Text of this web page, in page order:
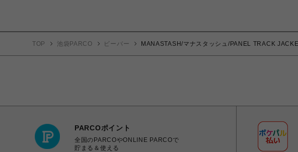
TOP 池袋PARCO ビーバー MANASTASH/マナスタッシュ/PANEL TRACK
PARCOポイント
全国のPARCOやONLINE PARCOで
貯まる＆使える